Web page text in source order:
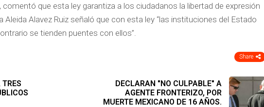
comentó que esta ley garantiza a los ciudadanos la libertad de expresión
Alavez Ruiz señaló que con esta ley “las instituciones del Estado
se tienden puentes con ellos”.
Share
TRES
DECLARAN "NO CULPABLE" A
AGENTE FRONTERIZO, POR
MUERTE MEXICANO DE 16 AÑOS.